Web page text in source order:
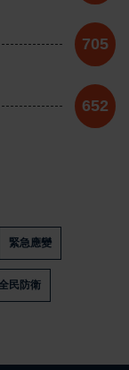
705
652
緊急應變
民防衛